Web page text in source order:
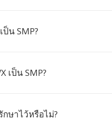
ป็น SMP?
เป็น SMP?
ษาไว้หรือไม่?